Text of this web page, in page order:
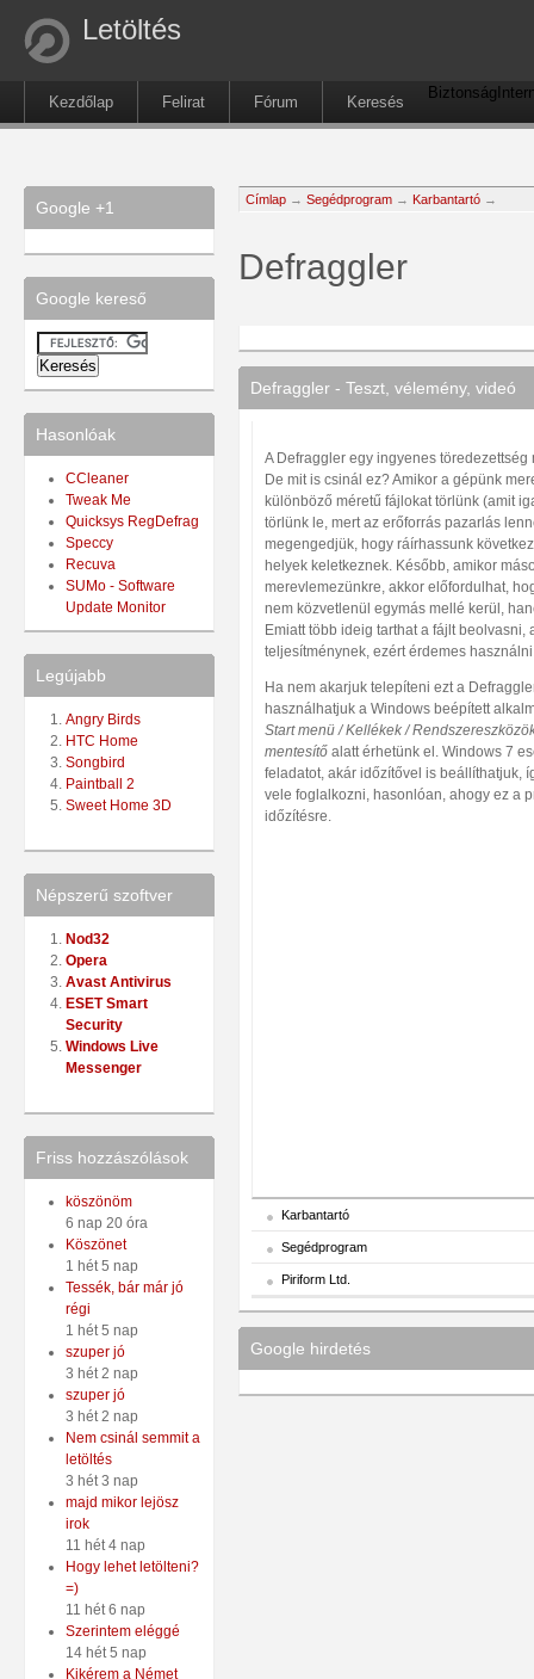
Letöltés
Kezdőlap Felirat Fórum Keresés
Biztonság
Google +1
Google kereső
Hasonlóak
CCleaner
Tweak Me
Quicksys RegDefrag
Speccy
Recuva
SUMo - Software
Update Monitor
Legújabb
Angry Birds
HTC Home
Songbird
Paintball 2
Sweet Home 3D
Népszerű szoftver
Nod32
Opera
Avast Antivirus
ESET Smart
Security
Windows Live
Messenger
Friss hozzászólások
köszönöm
6 nap 20 óra
Köszönet
1 hét 5 nap
Tessék, bár már jó
régi
1 hét 5 nap
szuper jó
3 hét 2 nap
szuper jó
3 hét 2 nap
Nem csinál semmit a
letöltés
3 hét 3 nap
majd mikor lejösz
irok
11 hét 4 nap
Hogy lehet letölteni?
=)
11 hét 6 nap
Szerintem eléggé
14 hét 5 nap
Kikérem a Német
Címlap → Segédprogram → Karbantartó →
Defraggler
Defraggler - Teszt, vélemény, videó
A Defraggler egy ingyenes töredezettség
De mit is csinál ez? Amikor a gépünk
különböző méretű fájlokat törlünk (amit
törlünk le, mert az erőforrás pazarlás
megengedjük, hogy ráírhassunk
helyek keletkeznek. Később, amikor
merevlemezünkre, akkor előfordulhat,
nem közvetlenül egymás mellé kerül,
Emiatt több ideig tarthat a fájlt beolvasni,
teljesítménynek, ezért érdemes
Ha nem akarjuk telepíteni ezt a
használhatjuk a Windows beépített
Start menü / Kellékek /
mentesítő alatt érhetünk el. Windows 7
feladatot, akár időzítővel is beállíthatjuk,
vele foglalkozni, hasonlóan, ahogy ez a
időzítésre.
Karbantartó
Segédprogram
Piriform Ltd.
Google hirdetés